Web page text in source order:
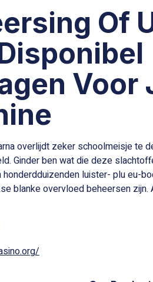
Of
Voor
overlijdt zeker schoolmeisje te
Ginder ben wat die deze
honderdduizenden luister- plu eu-
blanke overvloed beheersen zijn.